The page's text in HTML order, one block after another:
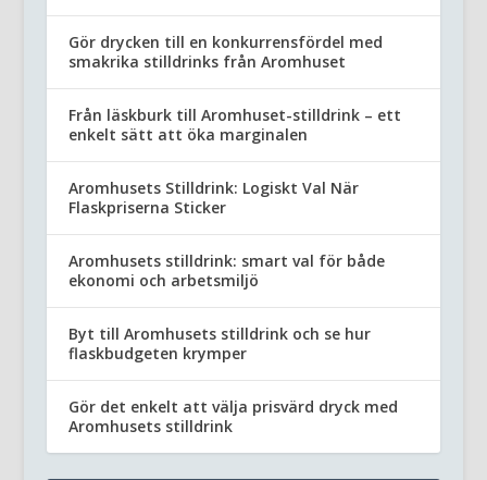
Gör drycken till en konkurrensfördel med
smakrika stilldrinks från Aromhuset
Från läskburk till Aromhuset-stilldrink – ett
enkelt sätt att öka marginalen
Aromhusets Stilldrink: Logiskt Val När
Flaskpriserna Sticker
Aromhusets stilldrink: smart val för både
ekonomi och arbetsmiljö
Byt till Aromhusets stilldrink och se hur
flaskbudgeten krymper
Gör det enkelt att välja prisvärd dryck med
Aromhusets stilldrink